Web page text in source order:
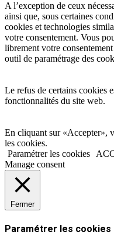
A l’exception de ceux
ainsi que, sous certaines
cookies et technologies
votre consentement. Vous
librement votre
outil de paramétrage des
Le refus de certains cookies
fonctionnalités du site web.
En cliquant sur «Accepter»,
les cookies.
Paramétrer les cookies
Manage consent
Fermer
Paramétrer les cookies